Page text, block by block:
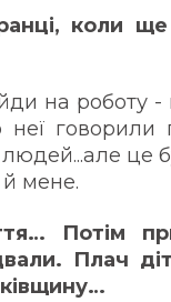
коли
на роботу -
говорили
людей...але це
й мене.
Потім
Плач